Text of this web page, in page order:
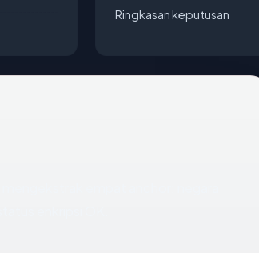
Ringkasan keputusan